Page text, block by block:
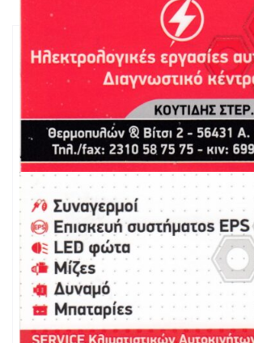
ΠΛΗΡΟΦΟΡΙΕΣ
Διεύθυνση:
Θερμοπυλών & Βίτσι 2,
56431
Περιφέρεια: Κεντρική Μακεδονία
Τηλ. Επικοινωνίας: 2310 587575
Κινητό: 6992580089
Email:
Website:
ΤΥΠΟΣ ΜΟΝΑΔΑΣ